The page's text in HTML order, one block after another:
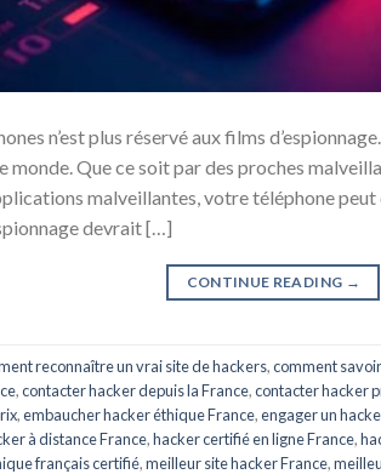
n’est plus réservé aux films
monde. Que ce soit par des proches
malveillantes, votre téléphone
devrait […]
CONTINUE READING →
reconnaître un vrai site de hackers,comment
,contacter hacker depuis la France,contacter hacker
,embaucher hacker éthique France,engager un
à distance France,hacker certifié en ligne France,
français certifié,meilleur site hacker France,